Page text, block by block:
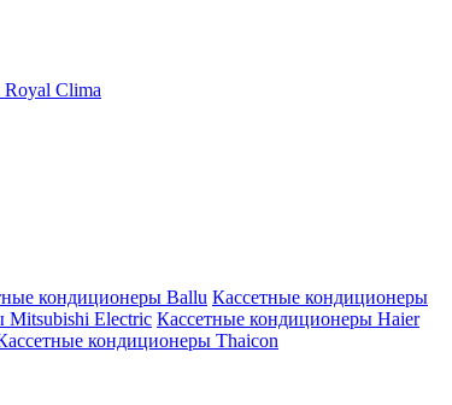
Clima
кондиционеры Ballu Кассетные кондиционеры
Mitsubishi Electric Кассетные кондиционеры Haier
кондиционеры Thaicon